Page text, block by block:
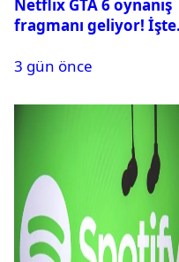
Netflix GTA 6 oynanış
fragmanı geliyor! İşte
3 gün önce